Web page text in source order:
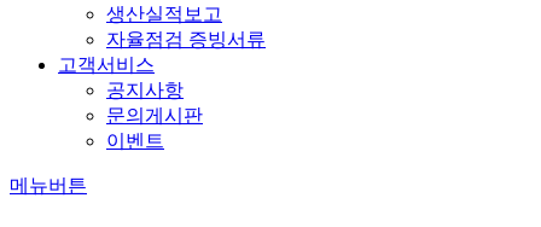
생산실적보고
자율점검 증빙서류
고객서비스
공지사항
문의게시판
이벤트
메뉴버튼